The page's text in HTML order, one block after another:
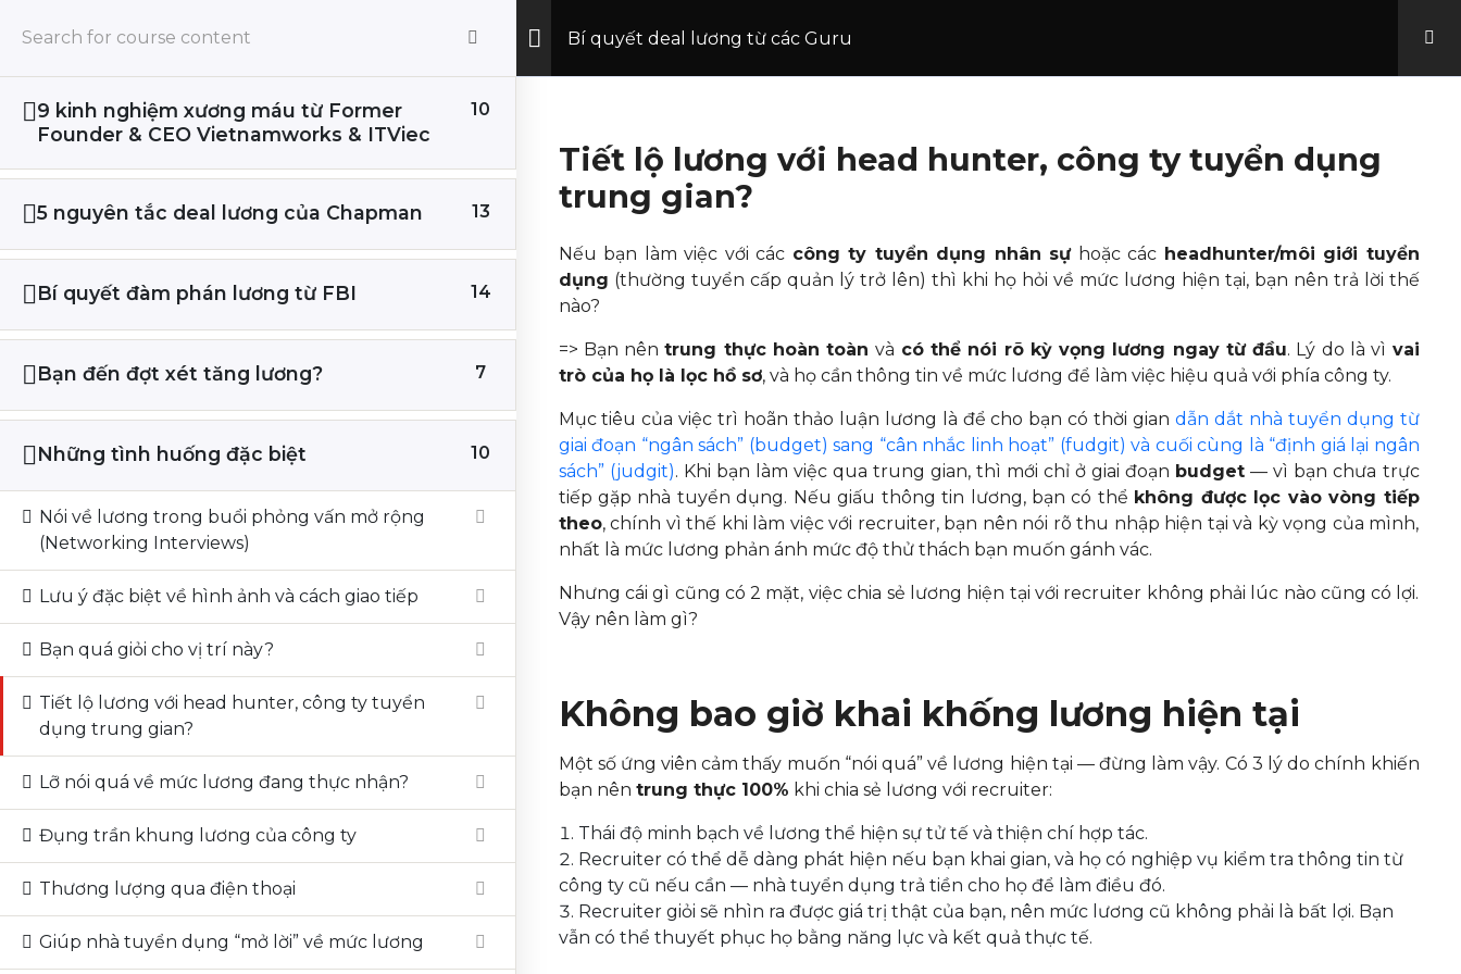
Grow Giúp Digital Marketer Việt Nam
Bí quyết deal lương từ các Guru
9 kinh nghiệm xương máu từ Former
Founder & CEO Vietnamworks & ITViec
10
5 nguyên tắc deal lương của Chapman 13
Bí quyết đàm phán lương từ FBI 14
Bạn đến đợt xét tăng lương? 7
Những tình huống đặc biệt 10
Nói về lương trong buổi phỏng vấn mở rộng
(Networking Interviews)
Lưu ý đặc biệt về hình ảnh và cách giao tiếp
Bạn quá giỏi cho vị trí này?
Tiết lộ lương với head hunter, công ty tuyển
dụng trung gian?
Lỡ nói quá về mức lương đang thực nhận?
Đụng trần khung lương của công ty
Thương lượng qua điện thoại
Giúp nhà tuyển dụng “mở lời” về mức lương
Tiết lộ lương với head hunter, công ty tuyển dụng
trung gian?
Nếu bạn làm việc với các công ty tuyển dụng nhân sựhoặc các headhunter/môi giới tuyển
dụng (thường tuyển cấp quản lý trở lên) thì khi họ hỏi về mức lương hiện tại, bạn nên trả lời thế
nào?
=> Bạn nêntrung thực hoàn toànvà có thể nói rõ kỳ vọng lương ngay từ đầu. Lý do là vì vai
trò của họ là lọc hồ sơ, và họ cần thông tin về mức lương để làm việc hiệu quả với phía công ty.
Mục tiêu của việc trì hoãn thảo luận lương là để cho bạn có thời gian dẫn dắt nhà tuyển dụng từ
giai đoạn “ngân sách” (budget) sang “cân nhắc linh hoạt” (fudgit) và cuối cùng là “định giá lại ngân
sách” (judgit). Khi bạn làm việc qua trung gian, thì mới chỉ ở giai đoạn budget — vì bạn chưa trực
tiếp gặp nhà tuyển dụng. Nếu giấu thông tin lương, bạn có thể không được lọc vào vòng tiếp
theo, chính vì thế khi làm việc với recruiter, bạn nên nói rõ thu nhập hiện tại và kỳ vọng của mình,
nhất là mức lương phản ánh mức độ thử thách bạn muốn gánh vác.
Nhưng cái gì cũng có 2 mặt, việc chia sẻ lương hiện tại với recruiter không phải lúc nào cũng có lợi.
Vậy nên làm gì?
Không bao giờ khai khống lương hiện tại
Một số ứng viên cảm thấy muốn “nói quá” về lương hiện tại — đừng làm vậy. Có 3 lý do chính khiến
bạn nên trung thực 100% khi chia sẻ lương với recruiter:
Thái độ minh bạch về lương thể hiện sự tử tế và thiện chí hợp tác.
Recruiter có thể dễ dàng phát hiện nếu bạn khai gian, và họ có nghiệp vụ kiểm tra thông tin từ
công ty cũ nếu cần — nhà tuyển dụng trả tiền cho họ để làm điều đó.
Recruiter giỏi sẽ nhìn ra được giá trị thật của bạn, nên mức lương cũ không phải là bất lợi. Bạn
vẫn có thể thuyết phục họ bằng năng lực và kết quả thực tế.
Giúp Digital Marketer Việt Nam
tăng lương và thăng tiến.
Về Paha
Liên hệ
Giúp bạn tăng lương
triệu/tháng
Cách làm CV chuyên nghiệp
Cách phỏng vấn
Cách deal lương tối đa
Giúp bạn thăng tiến
Leader’s Thoughts
© 2024 Công Ty TNHH Nhân Tài Kỹ Thuật Số Việt Nam Paha